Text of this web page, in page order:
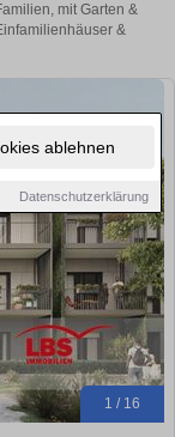
ablehnen
Datenschutzerklärung
mit Garten &
&
1 / 16